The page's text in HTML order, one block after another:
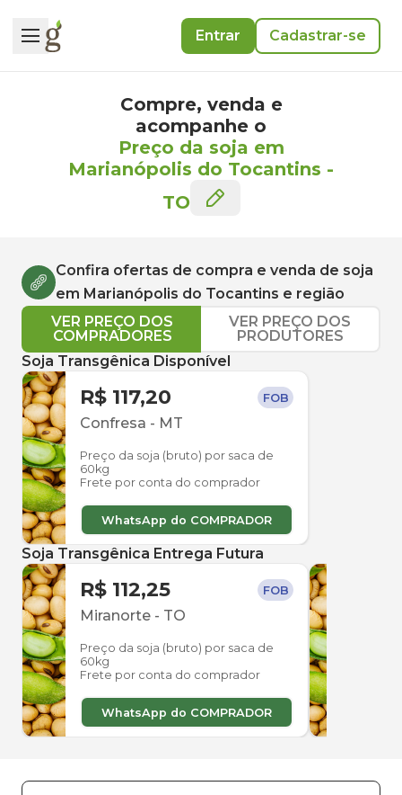
Entrar Cadastrar-se
Compre, venda e
acompanhe o
Preço da soja em
Marianópolis do Tocantins -
TO
Confira ofertas de compra e venda de soja
em Marianópolis do Tocantins e região
VER PREÇO DOS
COMPRADORES
VER PREÇO DOS
PRODUTORES
Soja Transgênica Disponível
R$ 117,20 FOB
Confresa - MT
Preço da soja (bruto) por saca de
60kg
Frete por conta do comprador
WhatsApp do COMPRADOR
Soja Transgênica Entrega Futura
R$ 112,25 FOB
Miranorte - TO
Preço da soja (bruto) por saca de
60kg
Frete por conta do comprador
WhatsApp do COMPRADOR